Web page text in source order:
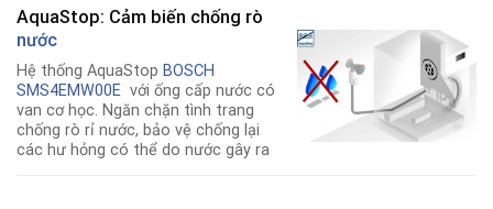
AquaStop: Cảm biến chống rò
nước
Hệ thống AquaStop BOSCH
SMS4EMW00E với ống cấp nước có
van cơ học. Ngăn chặn tình trang
chống rò rỉ nước, bảo vệ chống lại
các hư hỏng có thể do nước gây ra